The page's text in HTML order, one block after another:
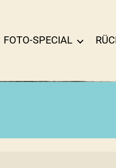
FOTO-SPECIAL